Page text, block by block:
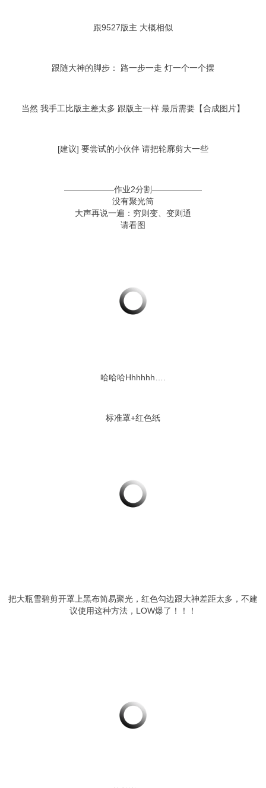
跟9527版主 大概相似
跟随大神的脚步： 路一步一走 灯一个一个摆
当然 我手工比版主差太多 跟版主一样 最后需要【合成图片】
[建议] 要尝试的小伙伴 请把轮廓剪大一些
——————作业2分割——————
没有聚光筒
大声再说一遍：穷则变、变则通
请看图
哈哈哈Hhhhhh….
标准罩+红色纸
把大瓶雪碧剪开罩上黑布简易聚光，红色勾边跟大神差距太多，不建
议使用这种方法，LOW爆了！！！